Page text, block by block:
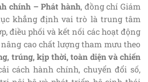
chính – Phát hành, đồng chí Giám
khẳng định vai trò là trung tâm
điều phối và kết nối các hoạt động
cao chất lượng tham mưu theo
trúng, kịp thời, toàn diện và chiến
cách hành chính, chuyển đổi số,